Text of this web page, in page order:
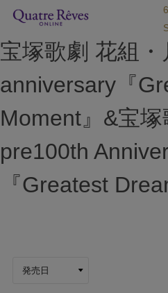
宝塚歌劇 花組
anniversary『
Moment』&宝塚
pre100th
『Greatest